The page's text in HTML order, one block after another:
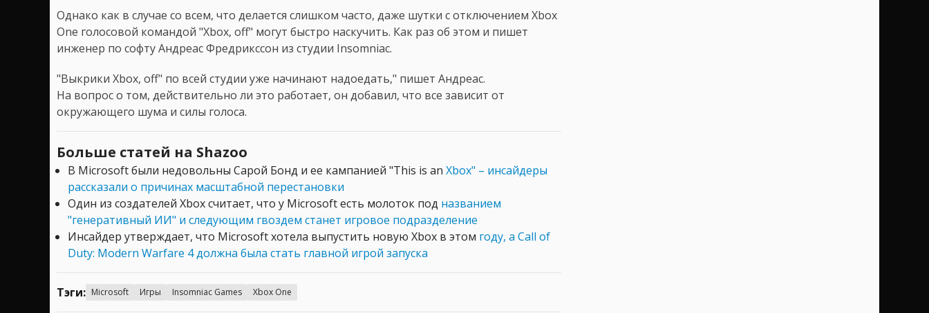
Однако как в случае со всем, что делается слишком часто, даже шутки с отключением Xbox
One голосовой командой "Xbox, off" могут быстро наскучить. Как раз об этом и пишет
инженер по софту Андреас Фредрикссон из студии Insomniac.
"Выкрики Xbox, off" по всей студии уже начинают надоедать," пишет Андреас.
На вопрос о том, действительно ли это работает, он добавил, что все зависит от
окружающего шума и силы голоса.
Больше статей на Shazoo
В Microsoft были недовольны Сарой Бонд и ее кампанией "This is an Xbox" – инсайдеры
рассказали о причинах масштабной перестановки
Один из создателей Xbox считает, что у Microsoft есть молоток под названием
"генеративный ИИ" и следующим гвоздем станет игровое подразделение
Инсайдер утверждает, что Microsoft хотела выпустить новую Xbox в этом году, а Call of
Duty: Modern Warfare 4 должна была стать главной игрой запуска
Тэги: Microsoft Игры Insomniac Games Xbox One